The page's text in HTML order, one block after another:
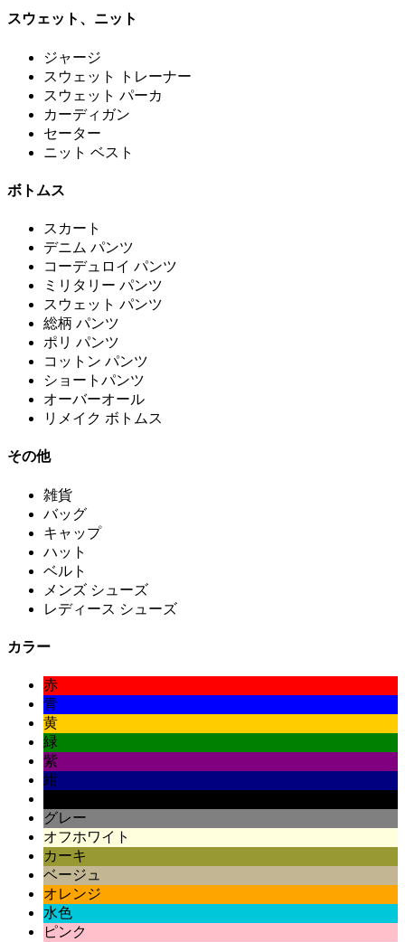
スウェット、ニット
ジャージ
スウェット トレーナー
スウェット パーカ
カーディガン
セーター
ニット ベスト
ボトムス
スカート
デニム パンツ
コーデュロイ パンツ
ミリタリー パンツ
スウェット パンツ
総柄 パンツ
ポリ パンツ
コットン パンツ
ショートパンツ
オーバーオール
リメイク ボトムス
その他
雑貨
バッグ
キャップ
ハット
ベルト
メンズ シューズ
レディース シューズ
カラー
赤
青
黄
緑
紫
紺
グレー
オフホワイト
カーキ
ベージュ
オレンジ
水色
ピンク